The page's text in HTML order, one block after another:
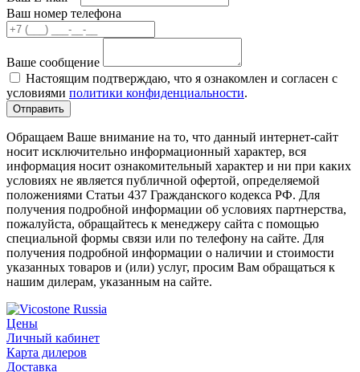
Ваш номер телефона
Ваше сообщение
Настоящим подтверждаю, что я ознакомлен и согласен с
условиями политики конфиденциальности.
Обращаем Ваше внимание на то, что данный интернет-сайт
носит исключительно информационный характер, вся
информация носит ознакомительный характер и ни при каких
условиях не является публичной офертой, определяемой
положениями Статьи 437 Гражданского кодекса РФ. Для
получения подробной информации об условиях партнерства,
пожалуйста, обращайтесь к менеджеру сайта с помощью
специальной формы связи или по телефону на сайте. Для
получения подробной информации о наличии и стоимости
указанных товаров и (или) услуг, просим Вам обращаться к
нашим дилерам, указанным на сайте.
Цены
Личный кабинет
Карта дилеров
Доставка